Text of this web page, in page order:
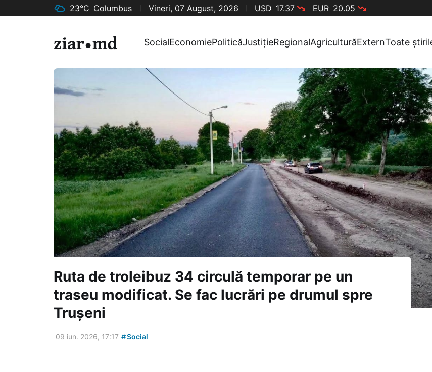
23°C Columbus Vineri, 07 August, 2026 USD 17.37 EUR 20.05
SocialEconomiePoliticăJustițieRegionalAgriculturăExternToate
Ruta de troleibuz 34 circulă temporar pe un
traseu modificat. Se fac lucrări pe drumul spre
Trușeni
09 iun. 2026, 17:17 #Social